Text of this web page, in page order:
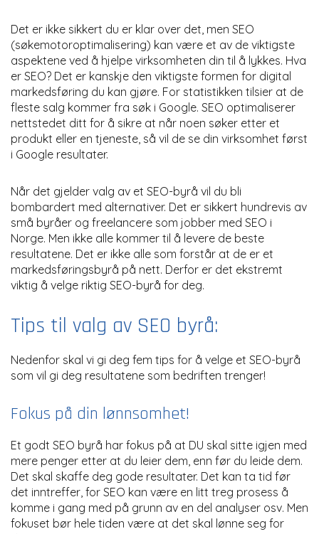
Det er ikke sikkert du er klar over det, men SEO
(søkemotoroptimalisering) kan være et av de viktigste
aspektene ved å hjelpe virksomheten din til å lykkes. Hva
er SEO? Det er kanskje den viktigste formen for digital
markedsføring du kan gjøre. For statistikken tilsier at de
fleste salg kommer fra søk i Google. SEO optimaliserer
nettstedet ditt for å sikre at når noen søker etter et
produkt eller en tjeneste, så vil de se din virksomhet først
i Google resultater.
Når det gjelder valg av et SEO-byrå vil du bli
bombardert med alternativer. Det er sikkert hundrevis av
små byråer og freelancere som jobber med SEO i
Norge. Men ikke alle kommer til å levere de beste
resultatene. Det er ikke alle som forstår at de er et
markedsføringsbyrå på nett. Derfor er det ekstremt
viktig å velge riktig SEO-byrå for deg.
Tips til valg av SEO byrå:
Nedenfor skal vi gi deg fem tips for å velge et SEO-byrå
som vil gi deg resultatene som bedriften trenger!
Fokus på din lønnsomhet!
Et godt SEO byrå har fokus på at DU skal sitte igjen med
mere penger etter at du leier dem, enn før du leide dem.
Det skal skaffe deg gode resultater. Det kan ta tid før
det inntreffer, for SEO kan være en litt treg prosess å
komme i gang med på grunn av en del analyser osv. Men
fokuset bør hele tiden være at det skal lønne seg for